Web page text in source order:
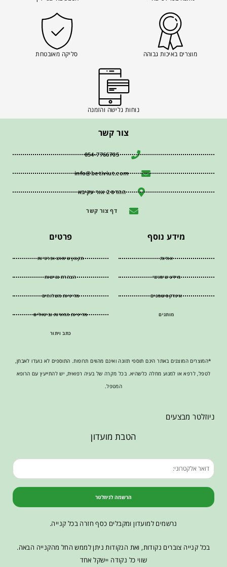
מוצרים באיכות גבוהה סליקה מאובטחת
נוחות גלישה והזמנה
צור קשר
054-7766705
info@betiviut.com
ההדס 2 אור עקיבא
דף צור קשר
מידע נוסף
אודות
מידע שימושי
אינדקס שמנים
מותגים
פרטים
תקנון שימוש ופרטיות
הצהרת נגישות
מדיניות משלוחים
מדיניות החזרות וביטולים
כתב ויתור
*המוצרים המוצגים באתר הינם תוספי תזונה ואינם מהווים תרופות. התוספים לא נועדו לאבחן,
לטפל, לרפא או למנוע מחלה כלשהיא. בכל מקרה של בעיה רפואית, יש להתייעץ עם הרופא
המטפל.
ניוזלטר מבצעים
הטבת מועדון
הרשמה לניוזלטר
נרשמים למועדון ומקבלים כסף חזרה בכל קנייה.
בכל קנייה צוברים נקודות, ואת הנקודות ניתן לממש החל מהקנייה הבאה.
שווי כל נקודה =שקל אחד